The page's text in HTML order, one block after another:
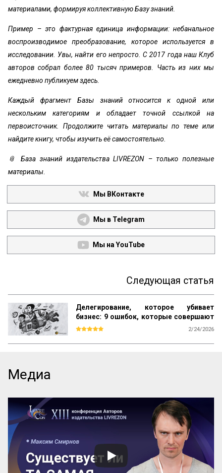
материалами, формируя коллективную Базу знаний.
Пример – это фактурная единица информации: небанальное
воспроизводимое преобразование, которое используется в
исследовании. Увы, найти его непросто. С 2017 года наш Клуб
авторов собрал более 80 тысяч примеров. Часть из них мы
ежедневно публикуем здесь.
Каждый фрагмент Базы знаний относится к одной или
нескольким категориям и обладает точной ссылкой на
первоисточник. Продолжите читать материалы по теме или
найдите книгу, чтобы изучить её самостоятельно.
📎 База знаний издательства LIVREZON – только полезные
материалы.
Мы ВКонтакте
Мы в Telegram
Мы на YouTube
Следующая статья
Делегирование, которое убивает
бизнес: 9 ошибок, которые совершают
прямо сейчас
2/24/2026
Мы привыкли делегировать людям, но
забываем настраивать процессы. Ставка
на человеческий фактор превращает
управление в лотерею, где выигрышный
билет достаётся лишь единицам.
Существует иной подход: он позволяет
сделать компанию человеко-
независимой, где результат гарантирует
не гениальность сотрудника, а ...
Медиа